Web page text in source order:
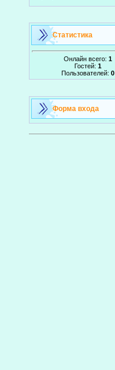
Статистика
Онлайн всего: 1
Гостей: 1
Пользователей: 0
Форма входа